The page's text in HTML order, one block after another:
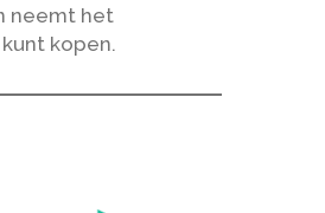
neemt het
kopen.